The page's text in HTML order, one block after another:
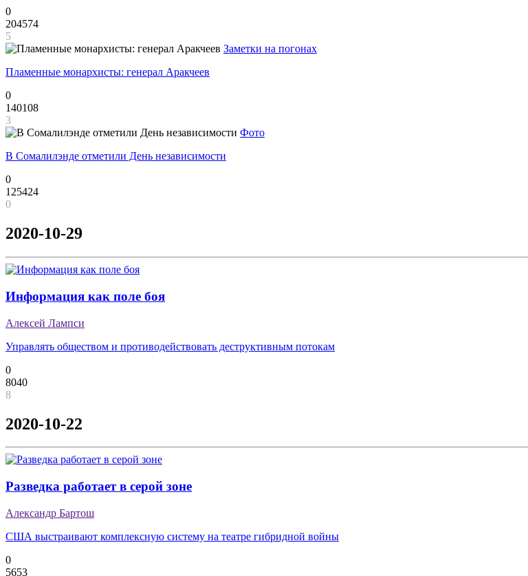
0
204574
5
Заметки на погонах
Пламенные монархисты: генерал Аракчеев
0
140108
3
Фото
В Сомалилэнде отметили День независимости
0
125424
0
2020-10-29
Информация как поле боя
Алексей Лампси
Управлять обществом и противодействовать деструктивным потокам
0
8040
8
2020-10-22
Разведка работает в серой зоне
Александр Бартош
США выстраивают комплексную систему на театре гибридной войны
0
5653